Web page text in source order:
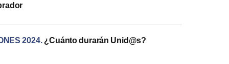
2024. ¿Cuánto durarán Unid@s?